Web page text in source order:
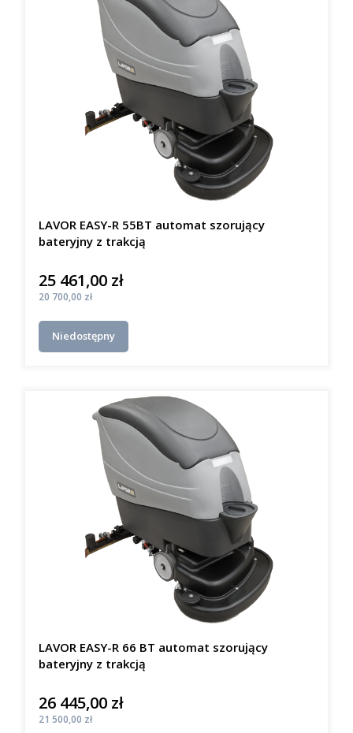
LAVOR EASY-R 55BT automat szorujący
bateryjny z trakcją
Cena
25 461,00 zł
Cena
20 700,00 zł
Niedostępny
LAVOR EASY-R 66 BT automat szorujący
bateryjny z trakcją
Cena
26 445,00 zł
Cena
21 500,00 zł